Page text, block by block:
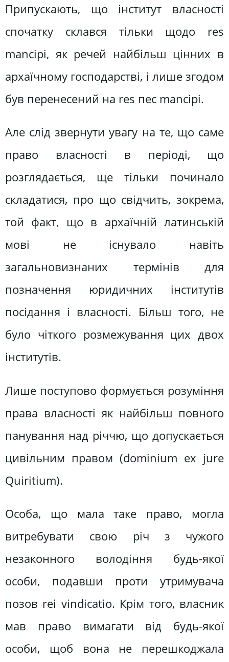
Припускають, що інститут власності
спочатку склався тільки щодо res
mancipi, як речей найбільш цінних в
архаїчному господарстві, і лише згодом
був перенесений на res пес mancipi.
Але слід звернути увагу на те, що саме
право власності в періоді, що
розглядається, ще тільки починало
складатися, про що свідчить, зокрема,
той факт, що в архаїчній латинській
мові не існувало навіть
загальновизнаних термінів для
позначення юридичних інститутів
посідання і власності. Більш того, не
було чіткого розмежування цих двох
інститутів.
Лише поступово формується розуміння
права власності як найбільш повного
панування над річчю, що допускається
цивільним правом (dominium ex jure
Quiritium).
Особа, що мала таке право, могла
витребувати свою річ з чужого
незаконного володіння будь-якої
особи, подавши проти утримувача
позов rеі vindicatio. Крім того, власник
мав право вимагати від будь-якої
особи, щоб вона не перешкоджала